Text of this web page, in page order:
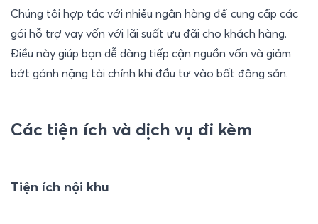
Chúng tôi hợp tác với nhiều ngân hàng để cung cấp các
gói hỗ trợ vay vốn với lãi suất ưu đãi cho khách hàng.
Điều này giúp bạn dễ dàng tiếp cận nguồn vốn và giảm
bớt gánh nặng tài chính khi đầu tư vào bất động sản.
Các tiện ích và dịch vụ đi kèm
Tiện ích nội khu